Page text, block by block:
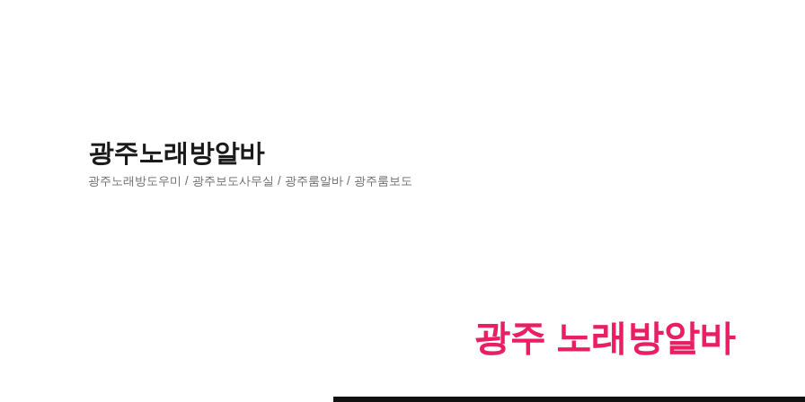
광주노래방알바
광주노래방도우미 / 광주보도사무실 / 광주룸알바 / 광주룸보도
광주 노래방알바